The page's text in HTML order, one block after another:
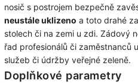
nosič s postrojem bezpečně
neustále uklizeno a toto drahé
stolech či na zemi u zdi. Zádový
řad profesionálů či zaměstnanců
služeb či údržby veřejné zeleně.
Doplňkové parametry